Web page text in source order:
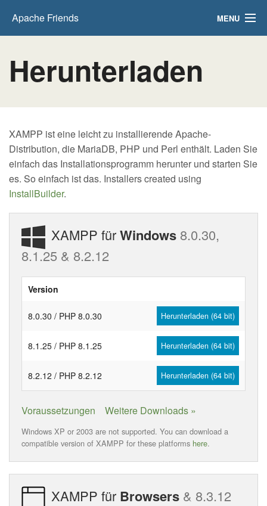
Apache Friends MENU
Hosting
Suchen..
DE
Herunterladen
XAMPP ist eine leicht zu installierende Apache-
Distribution, die MariaDB, PHP und Perl enthält. Laden Sie
einfach das Installationsprogramm herunter und starten Sie
es. So einfach ist das. Installers created using
InstallBuilder.
XAMPP fürWindows 8.0.30,
8.1.25 & 8.2.12
Version
8.0.30 / PHP 8.0.30 Herunterladen (64 bit)
8.1.25 / PHP 8.1.25 Herunterladen (64 bit)
8.2.12 / PHP 8.2.12 Herunterladen (64 bit)
Voraussetzungen Weitere Downloads »
Windows XP or 2003 are not supported. You can download a
compatible version of XAMPP for these platforms here.
XAMPP für Browsers & 8.3.12